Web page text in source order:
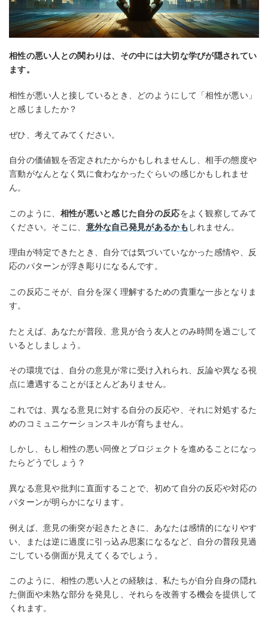
相性の悪い人との関わりは、その中には大切な学びが隠されてい
ます。
相性が悪い人と接しているとき、どのようにして「相性が悪い」
と感じましたか？
ぜひ、考えてみてください。
自分の価値観を否定されたからかもしれませんし、相手の態度や
言動がなんとなく気に食わなかったぐらいの感じかもしれませ
ん。
このように、 相性が悪いと感じた自分の反応をよく観察してみて
ください。そこに、 意外な自己発見があるかも しれません。
理由が特定できたとき、自分では気づいていなかった感情や、反
応のパターンが浮き彫りになるんです。
この反応こそが、自分を深く理解するための貴重な一歩となりま
す。
たとえば、あなたが普段、意見が合う友人とのみ時間を過ごして
いるとしましょう。
その環境では、自分の意見が常に受け入れられ、反論や異なる視
点に遭遇することがほとんどありません。
これでは、異なる意見に対する自分の反応や、それに対処するた
めのコミュニケーションスキルが育ちません。
しかし、もし相性の悪い同僚とプロジェクトを進めることになっ
たらどうでしょう？
異なる意見や批判に直面することで、初めて自分の反応や対応の
パターンが明らかになります。
例えば、意見の衝突が起きたときに、あなたは感情的になりやす
い、または逆に過度に引っ込み思案になるなど、自分の普段見過
ごしている側面が見えてくるでしょう。
このように、相性の悪い人との経験は、私たちが自分自身の隠れ
た側面や未熟な部分を発見し、それらを改善する機会を提供して
くれます。